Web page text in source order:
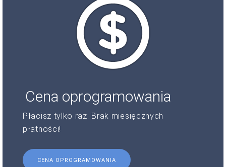
Cena oprogramowania
Płacisz tylko raz. Brak miesięcznych
płatności!
CENA OPROGRAMOWANIA